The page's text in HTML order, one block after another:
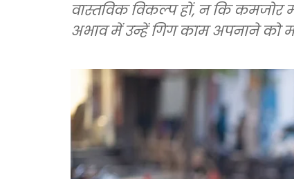
वास्तविक विकल्प हों, न कि
अभाव में उन्हें गिग काम अपनाने को